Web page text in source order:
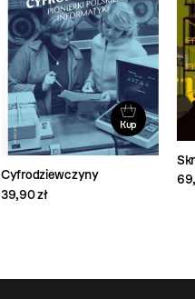
Kup
Cyfrodziewczyny
39,90 zł